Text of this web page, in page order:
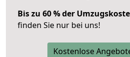
Bis zu 60 % der
finden Sie nur bei uns!
Kostenlose